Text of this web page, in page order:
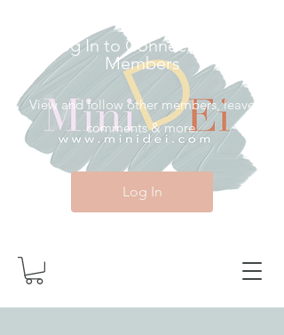
Log In to Connect With
Members
View and follow other members, leave
comments & more.
Log In